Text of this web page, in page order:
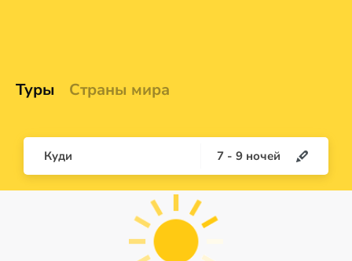
Туры Страны мира
Куди 7 - 9 ночей